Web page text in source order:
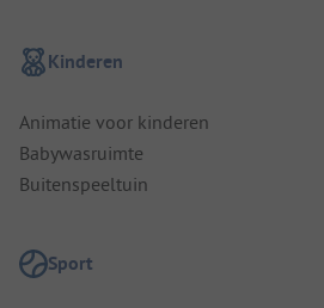
Kinderen
Animatie voor kinderen
Babywasruimte
Buitenspeeltuin
Sport